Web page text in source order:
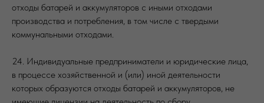
отходы батарей и аккумуляторов с иными отходами
производства и потребления, в том числе с твердыми
коммунальными отходами.
24. Индивидуальные предприниматели и юридические лица,
в процессе хозяйственной и (или) иной деятельности
которых образуются отходы батарей и аккумуляторов, не